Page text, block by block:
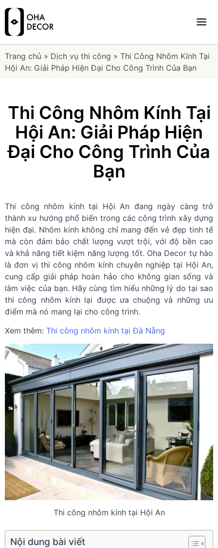
Trang chủ » Dịch vụ thi công » Thi Công Nhôm Kính Tại
Hội An: Giải Pháp Hiện Đại Cho Công Trình Của Bạn
Thi Công Nhôm Kính Tại
Hội An: Giải Pháp Hiện
Đại Cho Công Trình Của
Bạn
Thi công nhôm kính tại Hội An đang ngày càng trở
thành xu hướng phổ biến trong các công trình xây dựng
hiện đại. Nhôm kính không chỉ mang đến vẻ đẹp tinh tế
mà còn đảm bảo chất lượng vượt trội, với độ bền cao
và khả năng tiết kiệm năng lượng tốt. Oha Decor tự hào
là đơn vị thi công nhôm kính chuyên nghiệp tại Hội An,
cung cấp giải pháp hoàn hảo cho không gian sống và
làm việc của bạn. Hãy cùng tìm hiểu những lý do tại sao
thi công nhôm kính lại được ưa chuộng và những ưu
điểm mà nó mang lại cho công trình.
Xem thêm: Thi công nhôm kính tại Đà Nẵng
Thi công nhôm kính tại Hội An
Nội dung bài viết